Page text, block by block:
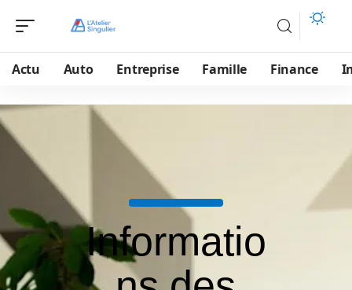
Actu Auto Entreprise Famille Finance
Informatio